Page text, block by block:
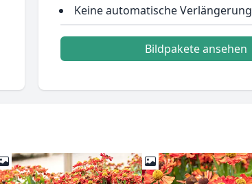
Keine automatische Verlängerung
Bildpakete ansehen